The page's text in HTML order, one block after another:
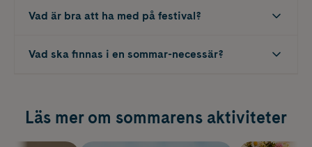
Vad är bra att ha med på festival?
Vad ska finnas i en sommar-necessär?
Läs mer om sommarens aktiviteter